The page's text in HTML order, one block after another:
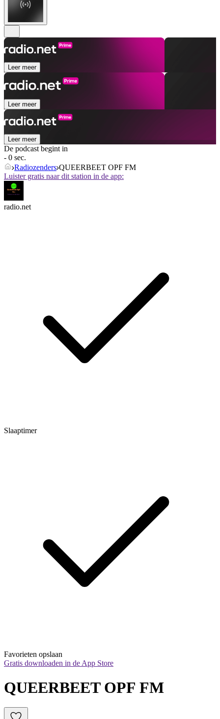
Leer meer
Leer meer
Leer meer
De podcast begint in
- 0 sec.
Radiozenders QUEERBEET OPF FM
Luister gratis naar dit station in de app:
radio.net
Slaaptimer
Favorieten opslaan
Gratis downloaden in de App Store
QUEERBEET OPF FM